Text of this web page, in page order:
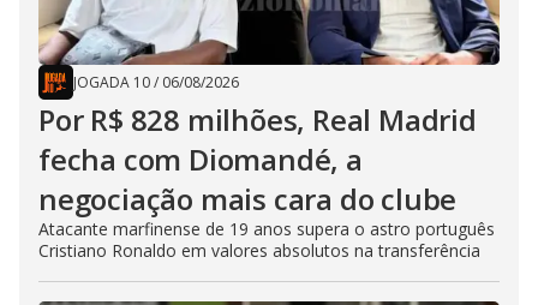
JOGADA 10/ 06/08/2026
Por R$ 828 milhões, Real Madrid
fecha com Diomandé, a
negociação mais cara do clube
Atacante marfinense de 19 anos supera o astro português
Cristiano Ronaldo em valores absolutos na transferência